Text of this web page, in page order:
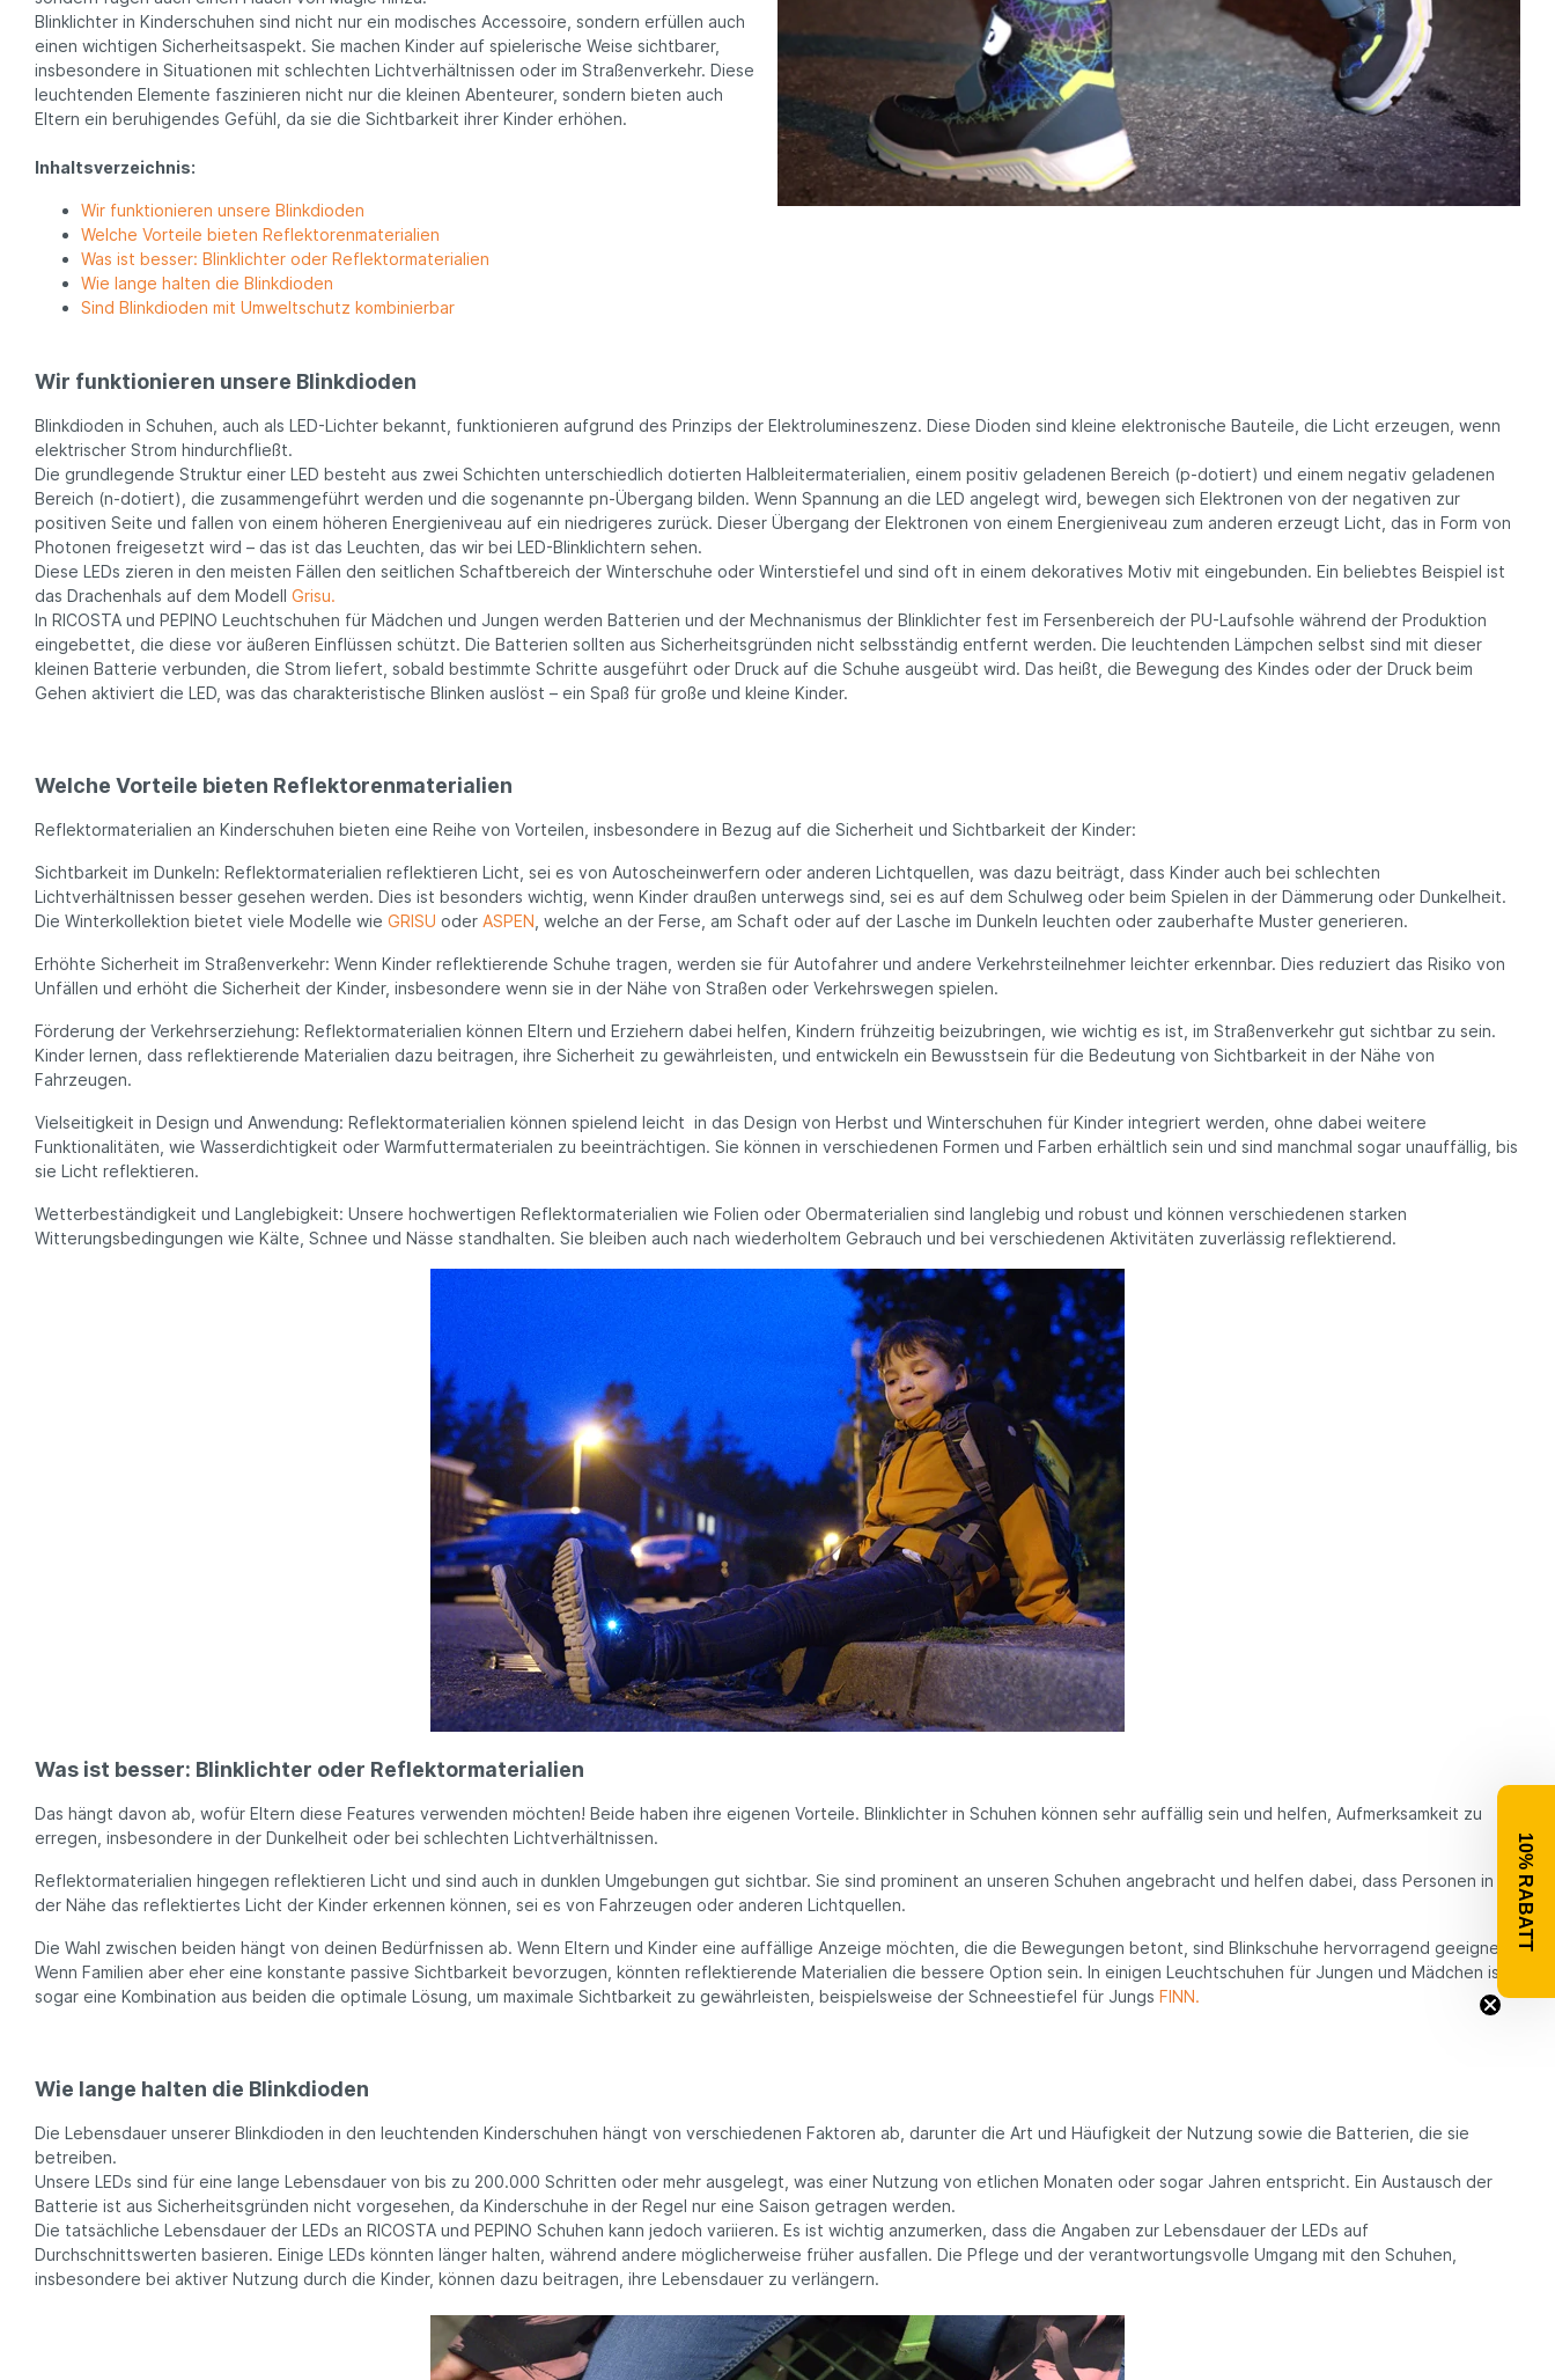
Schuhe
Weite
Lauflernschuhe
Lauflernschuhe
vs.
vegane
Kinderschuhe
Geschenkgutschein
Kinderschuh-Sohlen
Lauflernschuhe
WMS Messsystem – Die
perfekte Passform für
gesunde Kinderfüße
Tipps und Tricks gegen
Schuhfutterarten
Blinklichter in Kinderschuhen sind nicht nur ein modisches Accessoire, sondern erfüllen auch
einen wichtigen Sicherheitsaspekt. Sie machen Kinder auf spielerische Weise sichtbarer,
insbesondere in Situationen mit schlechten Lichtverhältnissen oder im Straßenverkehr. Diese
leuchtenden Elemente faszinieren nicht nur die kleinen Abenteurer, sondern bieten auch
Eltern ein beruhigendes Gefühl, da sie die Sichtbarkeit ihrer Kinder erhöhen.
Inhaltsverzeichnis:
Wir funktionieren unsere Blinkdioden
Welche Vorteile bieten Reflektorenmaterialien
Was ist besser: Blinklichter oder Reflektormaterialien
Wie lange halten die Blinkdioden
Sind Blinkdioden mit Umweltschutz kombinierbar
Wir funktionieren unsere Blinkdioden
Blinkdioden in Schuhen, auch als LED-Lichter bekannt, funktionieren aufgrund des Prinzips der Elektrolumineszenz. Diese Dioden sind kleine elektronische Bauteile, die Licht erzeugen, wenn
elektrischer Strom hindurchfließt.
Die grundlegende Struktur einer LED besteht aus zwei Schichten unterschiedlich dotierten Halbleitermaterialien, einem positiv geladenen Bereich (p-dotiert) und einem negativ geladenen
Bereich (n-dotiert), die zusammengeführt werden und die sogenannte pn-Übergang bilden. Wenn Spannung an die LED angelegt wird, bewegen sich Elektronen von der negativen zur
positiven Seite und fallen von einem höheren Energieniveau auf ein niedrigeres zurück. Dieser Übergang der Elektronen von einem Energieniveau zum anderen erzeugt Licht, das in Form von
Photonen freigesetzt wird – das ist das Leuchten, das wir bei LED-Blinklichtern sehen.
Diese LEDs zieren in den meisten Fällen den seitlichen Schaftbereich der Winterschuhe oder Winterstiefel und sind oft in einem dekoratives Motiv mit eingebunden. Ein beliebtes Beispiel ist
das Drachenhals auf dem Modell Grisu.
In RICOSTA und PEPINO Leuchtschuhen für Mädchen und Jungen werden Batterien und der Mechnanismus der Blinklichter fest im Fersenbereich der PU-Laufsohle während der Produktion
eingebettet, die diese vor äußeren Einflüssen schützt. Die Batterien sollten aus Sicherheitsgründen nicht selbsständig entfernt werden. Die leuchtenden Lämpchen selbst sind mit dieser
kleinen Batterie verbunden, die Strom liefert, sobald bestimmte Schritte ausgeführt oder Druck auf die Schuhe ausgeübt wird. Das heißt, die Bewegung des Kindes oder der Druck beim
Gehen aktiviert die LED, was das charakteristische Blinken auslöst – ein Spaß für große und kleine Kinder.
Welche Vorteile bieten Reflektorenmaterialien
Reflektormaterialien an Kinderschuhen bieten eine Reihe von Vorteilen, insbesondere in Bezug auf die Sicherheit und Sichtbarkeit der Kinder:
Sichtbarkeit im Dunkeln: Reflektormaterialien reflektieren Licht, sei es von Autoscheinwerfern oder anderen Lichtquellen, was dazu beiträgt, dass Kinder auch bei schlechten
Lichtverhältnissen besser gesehen werden. Dies ist besonders wichtig, wenn Kinder draußen unterwegs sind, sei es auf dem Schulweg oder beim Spielen in der Dämmerung oder Dunkelheit.
Die Winterkollektion bietet viele Modelle wie GRISU oder ASPEN, welche an der Ferse, am Schaft oder auf der Lasche im Dunkeln leuchten oder zauberhafte Muster generieren.
Erhöhte Sicherheit im Straßenverkehr: Wenn Kinder reflektierende Schuhe tragen, werden sie für Autofahrer und andere Verkehrsteilnehmer leichter erkennbar. Dies reduziert das Risiko von
Unfällen und erhöht die Sicherheit der Kinder, insbesondere wenn sie in der Nähe von Straßen oder Verkehrswegen spielen.
Förderung der Verkehrserziehung: Reflektormaterialien können Eltern und Erziehern dabei helfen, Kindern frühzeitig beizubringen, wie wichtig es ist, im Straßenverkehr gut sichtbar zu sein.
Kinder lernen, dass reflektierende Materialien dazu beitragen, ihre Sicherheit zu gewährleisten, und entwickeln ein Bewusstsein für die Bedeutung von Sichtbarkeit in der Nähe von
Fahrzeugen.
Vielseitigkeit in Design und Anwendung: Reflektormaterialien können spielend leicht in das Design von Herbst und Winterschuhen für Kinder integriert werden, ohne dabei weitere
Funktionalitäten, wie Wasserdichtigkeit oder Warmfuttermaterialen zu beeinträchtigen. Sie können in verschiedenen Formen und Farben erhältlich sein und sind manchmal sogar unauffällig, bis
sie Licht reflektieren.
Wetterbeständigkeit und Langlebigkeit: Unsere hochwertigen Reflektormaterialien wie Folien oder Obermaterialien sind langlebig und robust und können verschiedenen starken
Witterungsbedingungen wie Kälte, Schnee und Nässe standhalten. Sie bleiben auch nach wiederholtem Gebrauch und bei verschiedenen Aktivitäten zuverlässig reflektierend.
Was ist besser: Blinklichter oder Reflektormaterialien
Das hängt davon ab, wofür Eltern diese Features verwenden möchten! Beide haben ihre eigenen Vorteile. Blinklichter in Schuhen können sehr auffällig sein und helfen, Aufmerksamkeit zu
erregen, insbesondere in der Dunkelheit oder bei schlechten Lichtverhältnissen.
Reflektormaterialien hingegen reflektieren Licht und sind auch in dunklen Umgebungen gut sichtbar. Sie sind prominent an unseren Schuhen angebracht und helfen dabei, dass Personen in
der Nähe das reflektiertes Licht der Kinder erkennen können, sei es von Fahrzeugen oder anderen Lichtquellen.
Die Wahl zwischen beiden hängt von deinen Bedürfnissen ab. Wenn Eltern und Kinder eine auffällige Anzeige möchten, die die Bewegungen betont, sind Blinkschuhe hervorragend geeignet.
Wenn Familien aber eher eine konstante passive Sichtbarkeit bevorzugen, könnten reflektierende Materialien die bessere Option sein. In einigen Leuchtschuhen für Jungen und Mädchen ist
sogar eine Kombination aus beiden die optimale Lösung, um maximale Sichtbarkeit zu gewährleisten, beispielsweise der Schneestiefel für Jungs FINN.
Wie lange halten die Blinkdioden
Die Lebensdauer unserer Blinkdioden in den leuchtenden Kinderschuhen hängt von verschiedenen Faktoren ab, darunter die Art und Häufigkeit der Nutzung sowie die Batterien, die sie
betreiben.
Unsere LEDs sind für eine lange Lebensdauer von bis zu 200.000 Schritten oder mehr ausgelegt, was einer Nutzung von etlichen Monaten oder sogar Jahren entspricht. Ein Austausch der
Batterie ist aus Sicherheitsgründen nicht vorgesehen, da Kinderschuhe in der Regel nur eine Saison getragen werden.
Die tatsächliche Lebensdauer der LEDs an RICOSTA und PEPINO Schuhen kann jedoch variieren. Es ist wichtig anzumerken, dass die Angaben zur Lebensdauer der LEDs auf
Durchschnittswerten basieren. Einige LEDs könnten länger halten, während andere möglicherweise früher ausfallen. Die Pflege und der verantwortungsvolle Umgang mit den Schuhen,
insbesondere bei aktiver Nutzung durch die Kinder, können dazu beitragen, ihre Lebensdauer zu verlängern.
10% RABATT